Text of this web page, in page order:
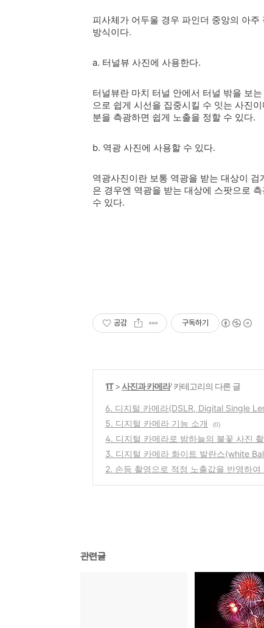
피사체가 어두울 경우 파인더 중앙의 아
방식이다.
a. 터널뷰 사진에 사용한다.
터널뷰란 마치 터널 안에서 터널 밖을 보
으로 쉽게 시선을 집중시킬 수 잇는 사진
분을 측광하면 쉽게 노출을 정할 수 있다.
b. 역광 사진에 사용할 수 있다.
역광사진이란 보통 역광을 받는 대상이
은 경우엔 역광을 받는 대상에 스팟으로
수 있다.
공감 구독하기
'IT>사진과 카메라' 카테고리의 다른 글
6. 디지털 카메라(DSLR, Digital Single
5. 디지털 카메라 기능 소개 (0)
4. 디지털 카메라로 밤하늘의 불꽃 사진
3. 디지털 카메라 화이트 발란스(white
2. 손등 촬영으로 적정 노출값을 반영하
관련글